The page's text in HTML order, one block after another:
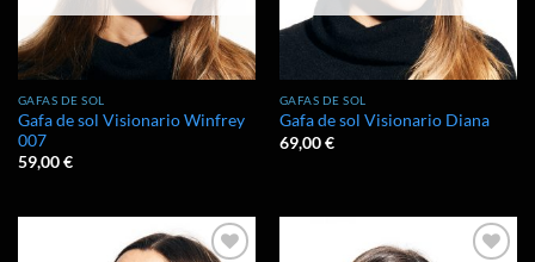
GAFAS DE SOL
Gafa de sol Visionario Winfrey
007
59,00€
GAFAS DE SOL
Gafa de sol Visionario Diana
69,00€